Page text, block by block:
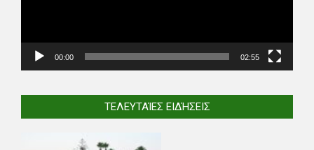
00:00 02:55
ΤΕΛΕΥΤΑΊΕΣ ΕΙΔΉΣΕΙΣ